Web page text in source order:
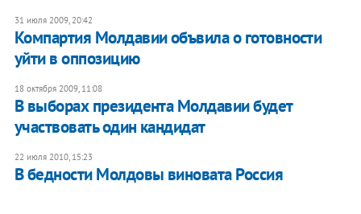
31 июля 2009, 20:42
Компартия Молдавии объвила о готовности
уйти в оппозицию
18 октября 2009, 11:08
В выборах президента Молдавии будет
участвовать один кандидат
22 июля 2010, 15:23
В бедности Молдовы виновата Россия